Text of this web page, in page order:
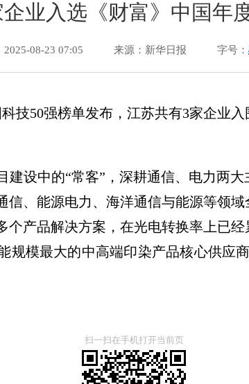
业入选《财富》中国年
2025-08-23 07:05 来源：新华日报 字号：
技50强榜单发布，江苏共有3家企业
建设中的“常客”，深耕通信、电力两
信、能源电力、海洋通信与能源等领
个产品解决方案，在光电转换率上已
规模最大的中高端印染产品核心供
扫一扫在手机打开当前页